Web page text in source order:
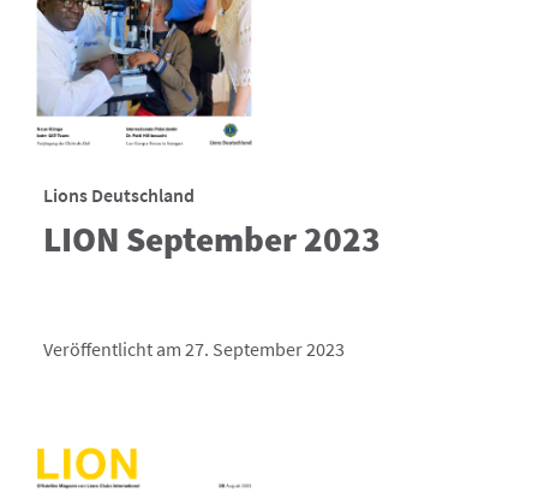
Lions Deutschland
LION September 2023
Veröffentlicht am 27. September 2023